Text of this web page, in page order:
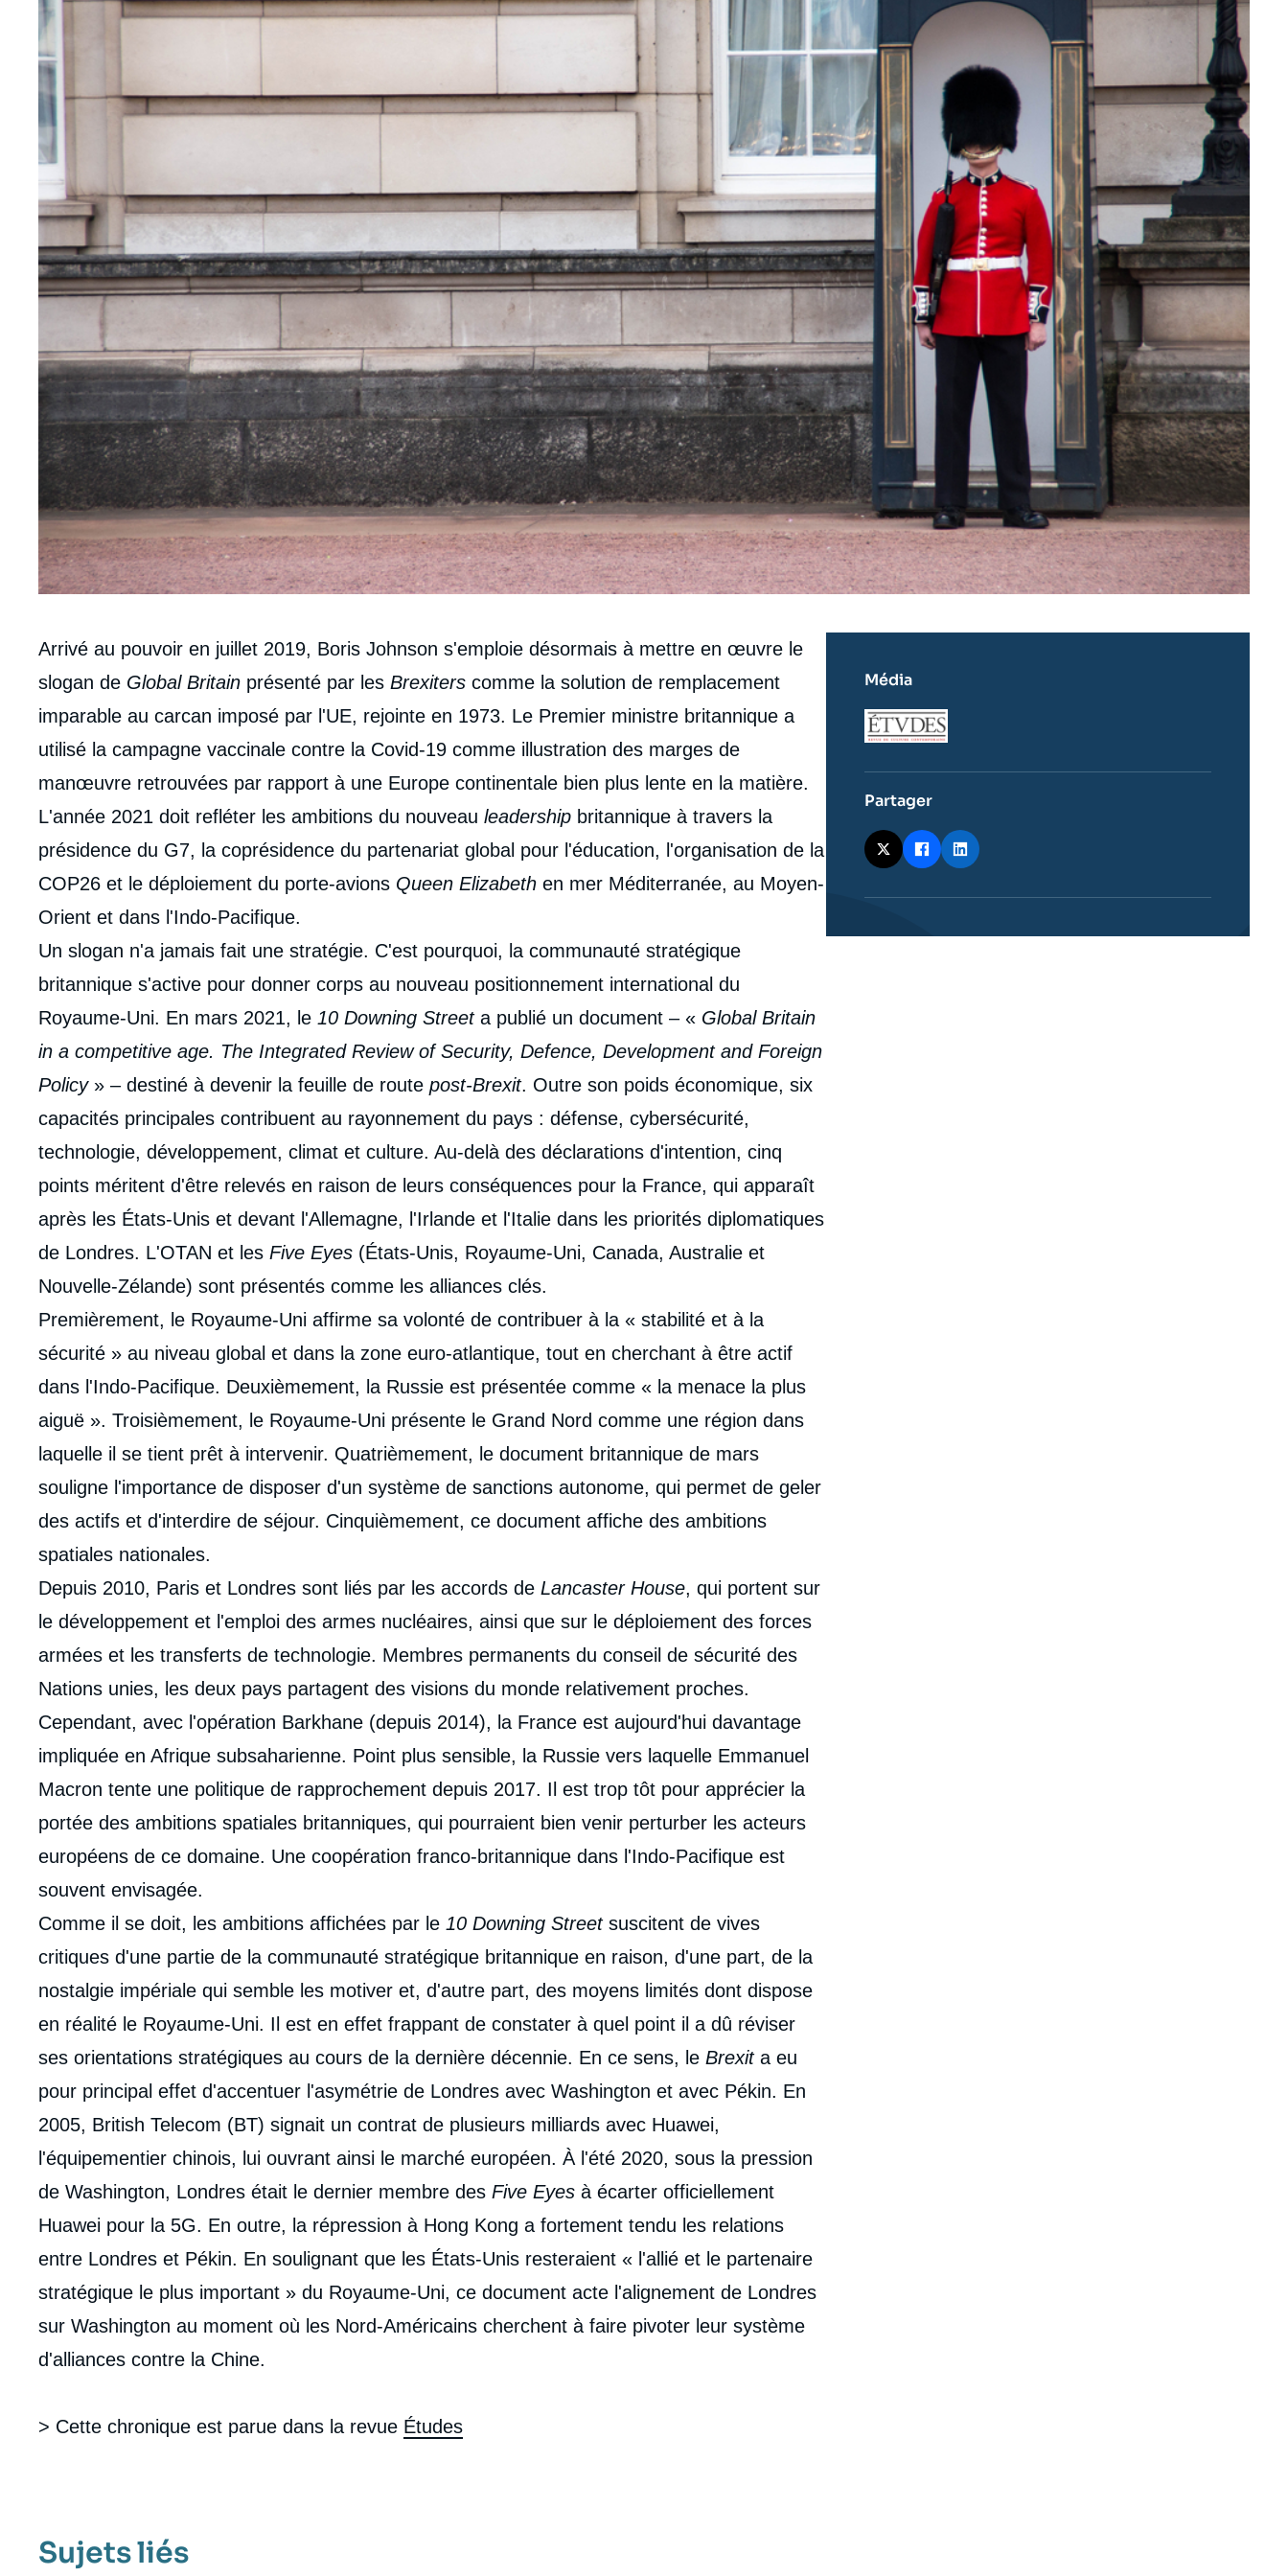
Contenu
intervention
médiatique
Arrivé au pouvoir en juillet 2019, Boris Johnson s'emploie désormais à mettre en œuvre le
slogan de Global Britain présenté par les Brexiters comme la solution de remplacement
imparable au carcan imposé par l'UE, rejointe en 1973. Le Premier ministre britannique a
utilisé la campagne vaccinale contre la Covid-19 comme illustration des marges de
manœuvre retrouvées par rapport à une Europe continentale bien plus lente en la matière.
L'année 2021 doit refléter les ambitions du nouveau leadership britannique à travers la
présidence du G7, la coprésidence du partenariat global pour l'éducation, l'organisation de la
COP26 et le déploiement du porte-avions Queen Elizabeth en mer Méditerranée, au Moyen-
Orient et dans l'Indo-Pacifique.
Un slogan n'a jamais fait une stratégie. C'est pourquoi, la communauté stratégique
britannique s'active pour donner corps au nouveau positionnement international du
Royaume-Uni. En mars 2021, le 10 Downing Streeta publié un document – « Global Britain
in a competitive age. The Integrated Review of Security, Defence, Development and Foreign
Policy» – destiné à devenir la feuille de route post-Brexit. Outre son poids économique, six
capacités principales contribuent au rayonnement du pays : défense, cybersécurité,
technologie, développement, climat et culture. Au-delà des déclarations d'intention, cinq
points méritent d'être relevés en raison de leurs conséquences pour la France, qui apparaît
après les États-Unis et devant l'Allemagne, l'Irlande et l'Italie dans les priorités diplomatiques
de Londres. L'OTAN et les Five Eyes (États-Unis, Royaume-Uni, Canada, Australie et
Nouvelle-Zélande) sont présentés comme les alliances clés.
Premièrement, le Royaume-Uni affirme sa volonté de contribuer à la « stabilité et à la
sécurité » au niveau global et dans la zone euro-atlantique, tout en cherchant à être actif
dans l'Indo-Pacifique. Deuxièmement, la Russie est présentée comme « la menace la plus
aiguë ». Troisièmement, le Royaume-Uni présente le Grand Nord comme une région dans
laquelle il se tient prêt à intervenir. Quatrièmement, le document britannique de mars
souligne l'importance de disposer d'un système de sanctions autonome, qui permet de geler
des actifs et d'interdire de séjour. Cinquièmement, ce document affiche des ambitions
spatiales nationales.
Depuis 2010, Paris et Londres sont liés par les accords de Lancaster House, qui portent sur
le développement et l'emploi des armes nucléaires, ainsi que sur le déploiement des forces
armées et les transferts de technologie. Membres permanents du conseil de sécurité des
Nations unies, les deux pays partagent des visions du monde relativement proches.
Cependant, avec l'opération Barkhane (depuis 2014), la France est aujourd'hui davantage
impliquée en Afrique subsaharienne. Point plus sensible, la Russie vers laquelle Emmanuel
Macron tente une politique de rapprochement depuis 2017. Il est trop tôt pour apprécier la
portée des ambitions spatiales britanniques, qui pourraient bien venir perturber les acteurs
européens de ce domaine. Une coopération franco-britannique dans l'Indo-Pacifique est
souvent envisagée.
Comme il se doit, les ambitions affichées par le 10 Downing Streetsuscitent de vives
critiques d'une partie de la communauté stratégique britannique en raison, d'une part, de la
nostalgie impériale qui semble les motiver et, d'autre part, des moyens limités dont dispose
en réalité le Royaume-Uni. Il est en effet frappant de constater à quel point il a dû réviser
ses orientations stratégiques au cours de la dernière décennie. En ce sens, le Brexita eu
pour principal effet d'accentuer l'asymétrie de Londres avec Washington et avec Pékin. En
2005, British Telecom (BT) signait un contrat de plusieurs milliards avec Huawei,
l'équipementier chinois, lui ouvrant ainsi le marché européen. À l'été 2020, sous la pression
de Washington, Londres était le dernier membre des Five Eyes à écarter officiellement
Huawei pour la 5G. En outre, la répression à Hong Kong a fortement tendu les relations
entre Londres et Pékin. En soulignant que les États-Unis resteraient « l'allié et le partenaire
stratégique le plus important » du Royaume-Uni, ce document acte l'alignement de Londres
sur Washington au moment où les Nord-Américains cherchent à faire pivoter leur système
d'alliances contre la Chine.
> Cette chronique est parue dans la revue Études
Média
Logo
Partager
Sujets liés